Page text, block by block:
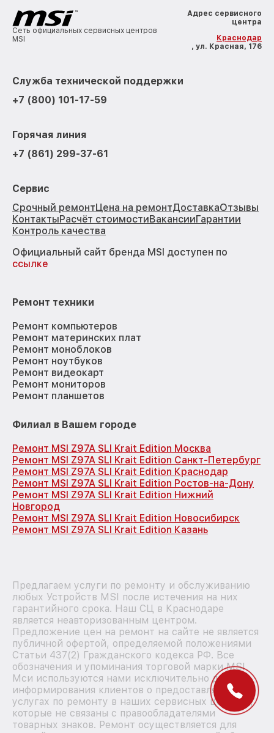
Сеть официальных сервисных центров
MSI
Адрес сервисного
центра
Краснодар
, ул. Красная, 176
Служба технической поддержки
+7 (800) 101-17-59
Горячая линия
+7 (861) 299-37-61
Сервис
Срочный ремонтЦена на ремонтДоставкаОтзывы
КонтактыРасчёт стоимостиВакансииГарантии
Контроль качества
Официальный сайт бренда MSI доступен по
ссылке
Ремонт техники
Ремонт компьютеров
Ремонт материнских плат
Ремонт моноблоков
Ремонт ноутбуков
Ремонт видеокарт
Ремонт мониторов
Ремонт планшетов
Филиал в Вашем городе
Ремонт MSI Z97A SLI Krait Edition Москва
Ремонт MSI Z97A SLI Krait Edition Санкт-Петербург
Ремонт MSI Z97A SLI Krait Edition Краснодар
Ремонт MSI Z97A SLI Krait Edition Ростов-на-Дону
Ремонт MSI Z97A SLI Krait Edition Нижний
Новгород
Ремонт MSI Z97A SLI Krait Edition Новосибирск
Ремонт MSI Z97A SLI Krait Edition Казань
Предлагаем услуги по ремонту и обслуживанию
любых Устройств MSI после истечения на них
гарантийного срока. Наш СЦ в Краснодаре
является неавторизованным центром.
Предложение цен на ремонт на сайте не является
публичной офертой, определяемой положениями
Статьи 437(2) Гражданского кодекса РФ. Все
обозначения и упоминания торговой марки MSI
Мси используются нами исключительно для
информирования клиентов о предоставляемых
услугах по ремонту в наших сервисных центрах,
которые не связаны с правообладателями
товарных знаков. Ремонт осуществляется для